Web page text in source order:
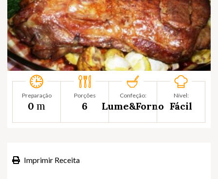
Preparação
0 m
Porções
6
Confeção:
Lume&Forno
Nível:
Fácil
Imprimir Receita